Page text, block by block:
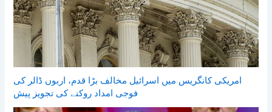
امریکی کانگریس میں اسرائیل مخالف بڑا قدم، اربوں ڈالر کی
فوجی امداد روکنے کی تجویز پیش